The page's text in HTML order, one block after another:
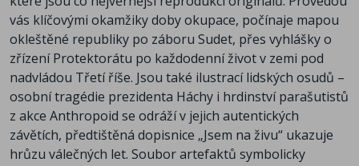
Gottwaldovy depeše z Moskvy
Zneplatnění Mnichovské dohody v diplomatické
nótě britského ministra zahraniční Anthonyho
Edena
Opis dopisu Winstona Churchilla Edvardu Benešovi
Zpráva z protektorátu z 20. 8. 1943
Kolaborantské noviny Arijský boj
Úřední záznam o připravované operaci Anthropoid
Prohlášení Jana Kubiše
vás klíčovými okamžiky doby okupace, počínaje mapou
okleštěné republiky po záboru Sudet, přes vyhlášky o
zřízení Protektorátu po každodenní život v zemi pod
nadvládou Třetí říše. Jsou také ilustrací lidských osudů –
osobní tragédie prezidenta Háchy i hrdinství parašutistů
z akce Anthropoid se odráží v jejich autentických
závětích, předtištěná dopisnice „Jsem na živu“ ukazuje
hrůzu válečných let. Soubor artefaktů symbolicky